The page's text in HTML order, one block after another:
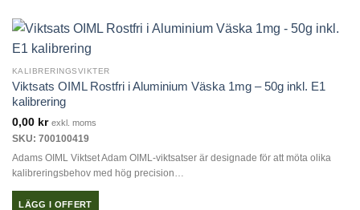
KALIBRERINGSVIKTER
Viktsats OIML Rostfri i Aluminium Väska 1mg – 50g inkl. E1
kalibrering
0,00 kr exkl. moms
SKU: 700100419
Adams OIML Viktset Adam OIML-viktsatser är designade för att möta olika
kalibreringsbehov med hög precision…
LÄGG I OFFERT